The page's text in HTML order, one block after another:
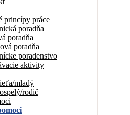
princípy práce
poradňa
poradňa
poradňa
poradenstvo
aktivity
mladý
rodič